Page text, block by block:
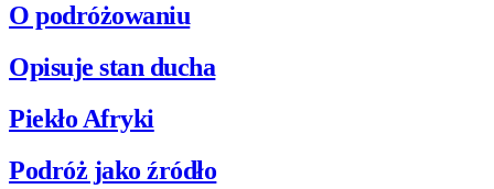
O podróżowaniu
Opisuje stan ducha
Piekło Afryki
Podróż jako źródło